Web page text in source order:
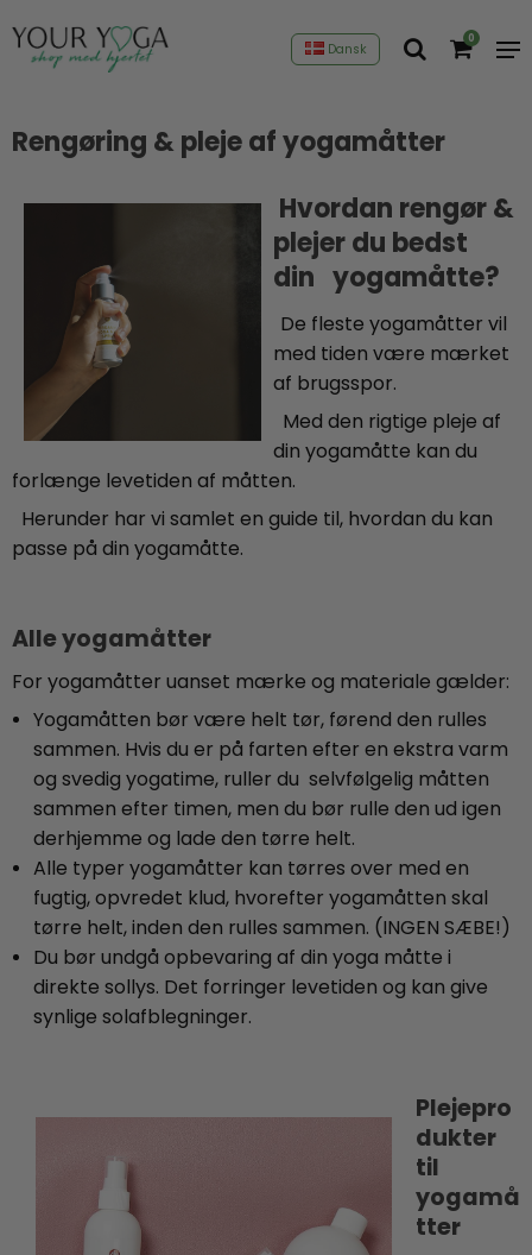
Dansk
0
Rengøring & pleje af yogamåtter
Hvordan rengør &
plejer du bedst
din yogamåtte?
De fleste yogamåtter vil
med tiden være mærket
af brugsspor.
Med den rigtige pleje af
din yogamåtte kan du
forlænge levetiden af måtten.
Herunder har vi samlet en guide til, hvordan du kan
passe på din yogamåtte.
Alle yogamåtter
For yogamåtter uanset mærke og materiale gælder:
Yogamåtten bør være helt tør, førend den rulles
sammen. Hvis du er på farten efter en ekstra varm
og svedig yogatime, ruller du selvfølgelig måtten
sammen efter timen, men du bør rulle den ud igen
derhjemme og lade den tørre helt.
Alle typer yogamåtter kan tørres over med en
fugtig, opvredet klud, hvorefter yogamåtten skal
tørre helt, inden den rulles sammen. (INGEN SÆBE!)
Du bør undgå opbevaring af din yoga måtte i
direkte sollys. Det forringer levetiden og kan give
synlige solafblegninger.
Plejepro
dukter
til
yogamå
tter